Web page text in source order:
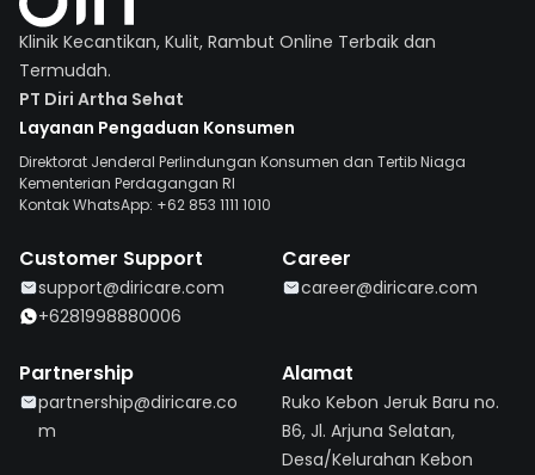
Klinik Kecantikan, Kulit, Rambut Online Terbaik dan
Termudah.
PT Diri Artha Sehat
Layanan Pengaduan Konsumen
Direktorat Jenderal Perlindungan Konsumen dan Tertib Niaga
Kementerian Perdagangan RI
Kontak WhatsApp: +62 853 1111 1010
Customer Support
support@diricare.com
+6281998880006
Career
career@diricare.com
Partnership
partnership@diricare.co
m
Alamat
Ruko Kebon Jeruk Baru no.
B6, Jl. Arjuna Selatan,
Desa/Kelurahan Kebon